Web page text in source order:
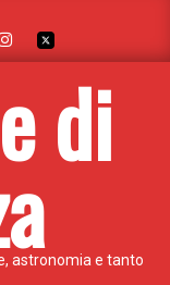
di
astronomia e tanto